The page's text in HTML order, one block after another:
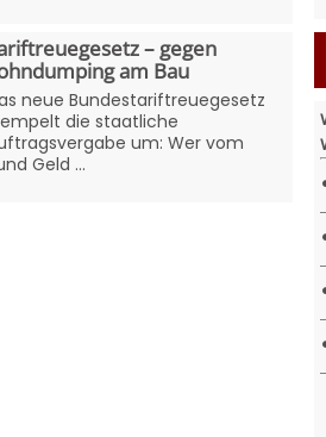
– gegen
am Bau
neue Bundestariftreuegesetz
die staatliche
um: Wer vom
Geld ...